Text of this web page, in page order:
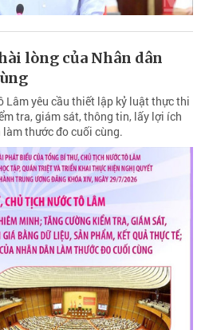
lòng của Nhân dân
Lâm yêu cầu thiết lập kỷ luật thực thi
tra, giám sát, thông tin, lấy lợi ích
thước đo cuối cùng.